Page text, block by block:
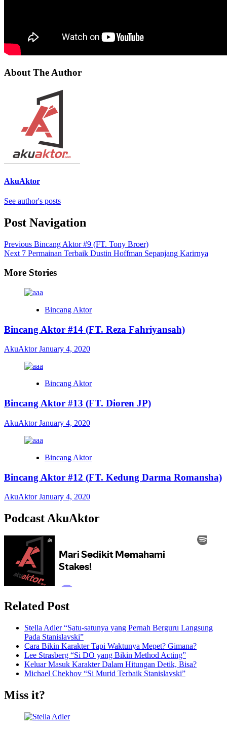
About The Author
AkuAktor
See author's posts
Post Navigation
Previous Bincang Aktor #9 (FT. Tony Broer)
Next 7 Permainan Terbaik Dustin Hoffman Sepanjang Karirnya
More Stories
Bincang Aktor
Bincang Aktor #14 (FT. Reza Fahriyansah)
AkuAktorJanuary 4, 2020
Bincang Aktor
Bincang Aktor #13 (FT. Dioren JP)
AkuAktorJanuary 4, 2020
Bincang Aktor
Bincang Aktor #12 (FT. Kedung Darma Romansha)
AkuAktorJanuary 4, 2020
Podcast AkuAktor
Related Post
Stella Adler “Satu-satunya yang Pernah Berguru Langsung
Pada Stanislavski”
Cara Bikin Karakter Tapi Waktunya Mepet? Gimana?
Lee Strasberg “Si DO yang Bikin Method Acting”
Keluar Masuk Karakter Dalam Hitungan Detik, Bisa?
Michael Chekhov “Si Murid Terbaik Stanislavski”
Miss it?